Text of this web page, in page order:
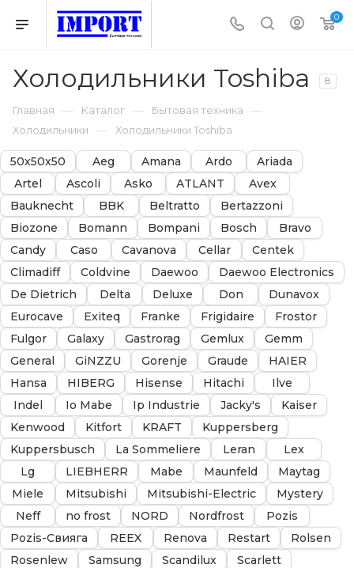
0
Холодильники Toshiba 8
Главная — Каталог — Бытовая техника —
Холодильники — Холодильники Toshiba
50х50х50 Aeg Amana Ardo
Ariada
Artel
Ascoli Asko ATLANT
Avex
Bauknecht
BBK Beltratto
Bertazzoni
Biozone
Bomann Bompani Bosch
Bravo
Candy
Caso Cavanova Cellar
Centek
Climadiff
Coldvine Daewoo
Daewoo Electronics
De Dietrich
Delta Deluxe Don
Dunavox
Eurocave
Exiteq Franke Frigidaire
Frostor
Fulgor
Galaxy Gastrorag Gemlux
Gemm
General
GiNZZU Gorenje Graude
HAIER
Hansa
HIBERG Hisense Hitachi
Ilve
Indel
Io Mabe Ip Industrie Jacky's
Kaiser
Kenwood
Kitfort KRAFT
Kuppersberg
Kuppersbusch
La Sommeliere Leran
Lex
Lg
LIEBHERR Mabe Maunfeld
Maytag
Miele
Mitsubishi Mitsubishi-Electric
Mystery
Neff
no frost NORD Nordfrost
Pozis
Pozis-Свияга
REEX Renova Restart
Rolsen
Rosenlew
Samsung Scandilux
Scarlett